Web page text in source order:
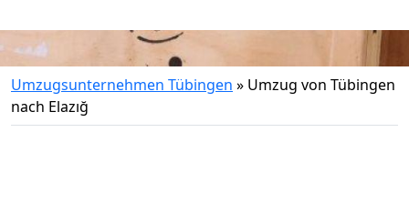
Umzugsunternehmen Tübingen » Umzug von Tübingen
nach Elazığ